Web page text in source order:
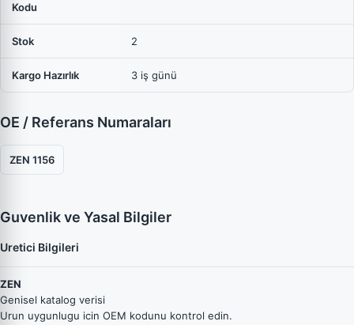
Kodu
Stok 2
Kargo Hazırlık 3 iş günü
OE / Referans Numaraları
ZEN 1156
Guvenlik ve Yasal Bilgiler
Uretici Bilgileri
ZEN
Genisel katalog verisi
Urun uygunlugu icin OEM kodunu kontrol edin.